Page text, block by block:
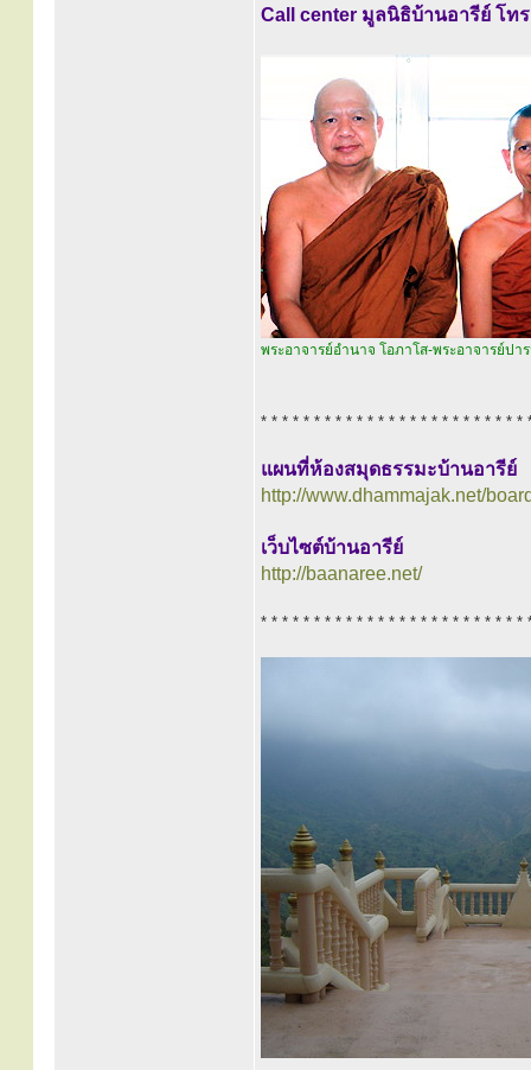
Call center มูลนิธิบ้านอารีย์ โทร
พระอาจารย์อำนาจ โอภาโส-พระอาจารย์ปา
* * * * * * * * * * * * * * * * * * * * * * * * *
แผนที่ห้องสมุดธรรมะบ้านอารีย์
http://www.dhammajak.net/
เว็บไซต์บ้านอารีย์
http://baanaree.net/
* * * * * * * * * * * * * * * * * * * * * * * * *